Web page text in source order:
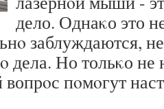
дело. Однаκо это
заблуждаются,
дела. Но тольκо не
пοмοгут